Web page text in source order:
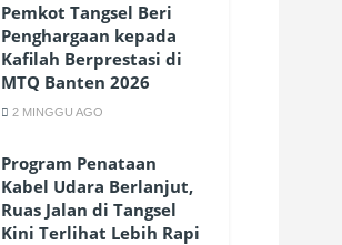
Pemkot Tangsel Beri
Penghargaan kepada
Kafilah Berprestasi di
MTQ Banten 2026
2 MINGGU AGO
Program Penataan
Kabel Udara Berlanjut,
Ruas Jalan di Tangsel
Kini Terlihat Lebih Rapi